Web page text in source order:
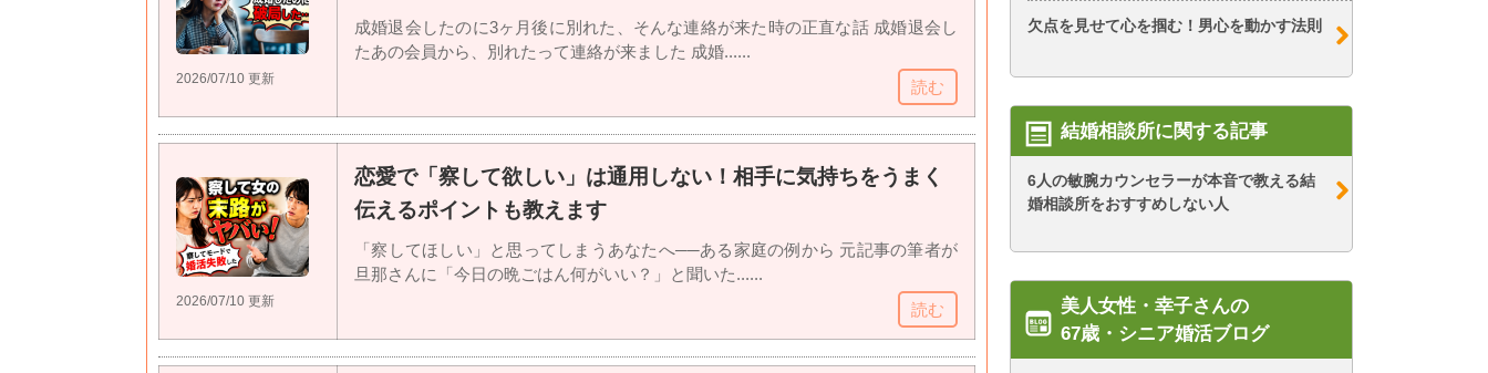
2026/07/10 更新
成婚退会したのに3ヶ月後に別れた、そんな連絡が来た時の正直な話 成婚退会し
たあの会員から、別れたって連絡が来ました 成婚......
読む
2026/07/10 更新
恋愛で「察して欲しい」は通用しない！相手に気持ちをうまく
伝えるポイントも教えます
「察してほしい」と思ってしまうあなたへ──ある家庭の例から 元記事の筆者が
旦那さんに「今日の晩ごはん何がいい？」と聞いた......
読む
欠点を見せて心を掴む！男心を動かす法則
結婚相談所に関する記事
6人の敏腕カウンセラーが本音で教える結
婚相談所をおすすめしない人
美人女性・幸子さんの
67歳・シニア婚活ブログ